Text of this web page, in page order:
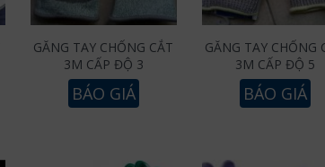
GĂNG TAY CHỐNG CẮT
3M CẤP ĐỘ 3
BÁO GIÁ
GĂNG TAY CHỐNG
3M CẤP ĐỘ 5
BÁO GIÁ